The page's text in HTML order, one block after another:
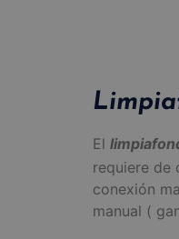
El
requiere de
conexión
manual (